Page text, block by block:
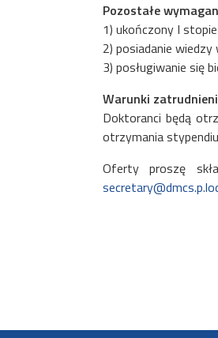
Pozostałe
1) ukończony I
2) posiadanie
3) posługiwanie się
Warunki
Doktoranci będą
otrzymania
Oferty proszę